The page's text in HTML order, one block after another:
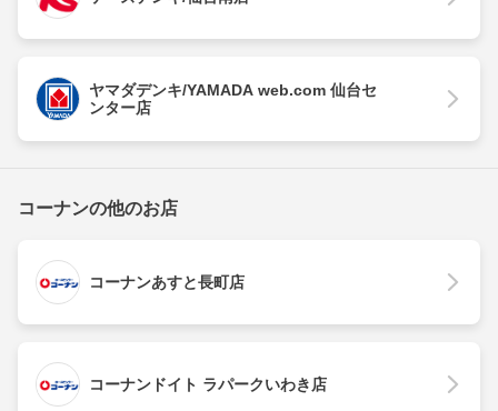
ヤマダデンキ/YAMADA web.com 仙台セ
ンター店
コーナンの他のお店
コーナンあすと長町店
コーナンドイト ラパークいわき店